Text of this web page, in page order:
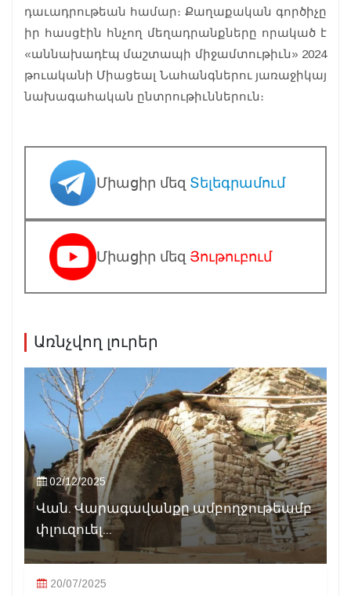
դաւադրութեան համար։ Քաղաքական գործիչը
իր հասցէին հնչող մեղադրանքները որակած է
«աննախադէպ մաշտապի միջամտութիւն» 2024
թուականի Միացեալ Նահանգներու յառաջիկայ
նախագահական ընտրութիւններուն։
Միացիր մեզ Տելեգրամում
Միացիր մեզ Յութուբում
Առնչվող լուրեր
02/12/2025
Վան. Վարագավանքը ամբողջութեամբ
փլուզուել...
20/07/2025